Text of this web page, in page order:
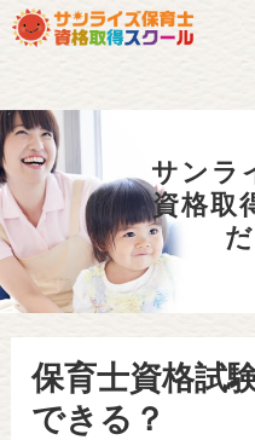
サンラ
資格取
保育士資格試
できる？